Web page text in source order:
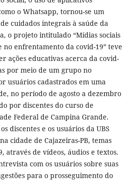
o Whatsapp, tornou-se um
cuidados integrais à saúde da
o projeto intitulado “Mídias sociais
no enfrentamento da covid-19” teve
ações educativas acerca da covid-
por meio de um grupo no
usuários cadastrados em uma
no período de agosto a dezembro
por discentes do curso de
Federal de Campina Grande.
discentes e os usuários da UBS
cidade de Cajazeiras-PB, temas
através de vídeos, áudios e textos.
com os usuários sobre suas
para o prosseguimento do